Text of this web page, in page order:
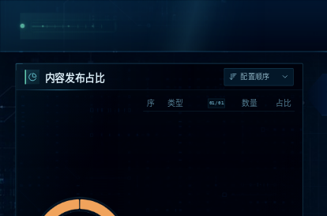
内容发布占比
序 类型 01 /01 数量 占比